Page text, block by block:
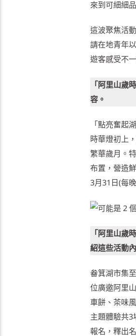
來到可細細
這波聚焦活
請在地青年
遊客感受不
「阿里山歲
容。
「點亮奮起
時華燈初上
繁華歲月。
布置，營造
3月31日(每
「阿里山歲
紹這些活動
畚箕湖市集
位廣邀阿里
車餅、茶味
主題體驗共
報名，釋出